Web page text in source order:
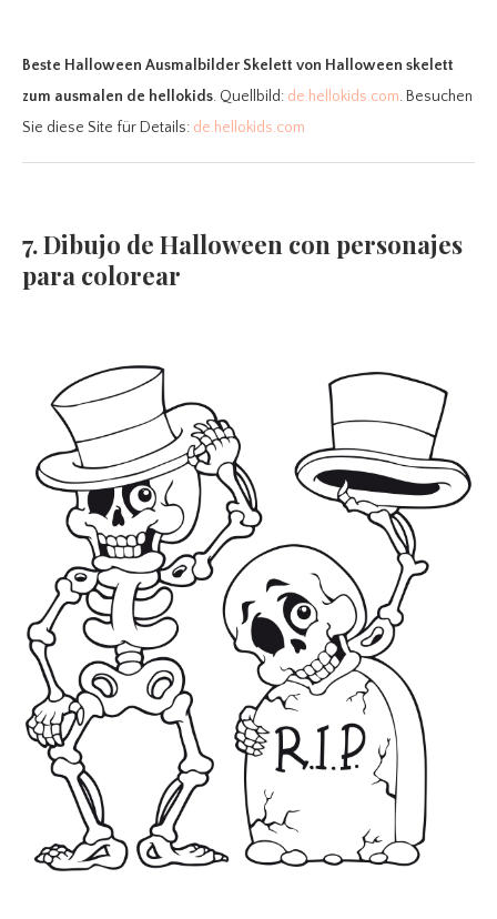
Beste Halloween Ausmalbilder Skelett von Halloween skelett
zum ausmalen de hellokids. Quellbild: de.hellokids.com. Besuchen
Sie diese Site für Details: de.hellokids.com
7. Dibujo de Halloween con personajes
para colorear